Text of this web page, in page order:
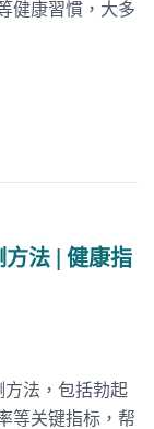
健康習慣，大多
法 | 健康指
法，包括勃起
等关键指标，帮